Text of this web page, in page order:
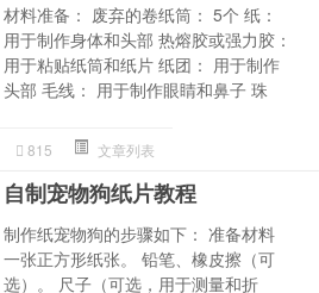
材料准备： 废弃的卷纸筒： 5个 纸：
用于制作身体和头部 热熔胶或强力胶：
用于粘贴纸筒和纸片 纸团： 用于制作
头部 毛线： 用于制作眼睛和鼻子 珠
815 文章列表
自制宠物狗纸片教程
制作纸宠物狗的步骤如下： 准备材料
一张正方形纸张。 铅笔、橡皮擦（可
选）。 尺子（可选，用于测量和折